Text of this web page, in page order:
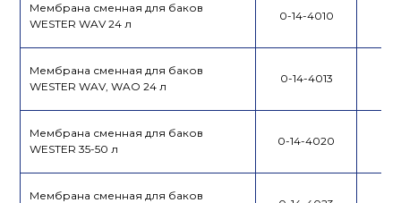
Мембрана сменная для баков
WESTER WAV 24 л
0-14-4010
Мембрана сменная для баков
WESTER WAV, WAO 24 л
0-14-4013
Мембрана сменная для баков
WESTER 35-50 л
0-14-4020
Мембрана сменная для баков